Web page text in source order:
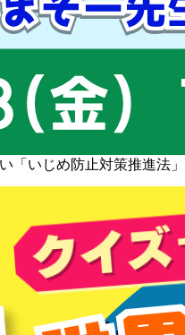
「いじめ防止対策推進法」